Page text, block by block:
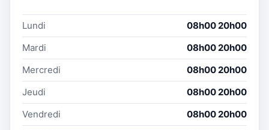
Lundi
08h00 20h00
Mardi
08h00 20h00
Mercredi
08h00 20h00
Jeudi
08h00 20h00
Vendredi
08h00 20h00